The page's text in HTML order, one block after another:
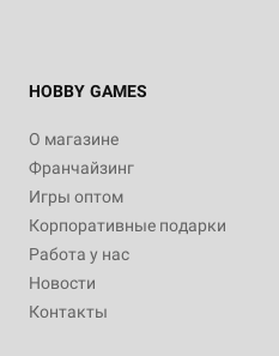
HOBBY GAMES
О магазине
Франчайзинг
Игры оптом
Корпоративные подарки
Работа у нас
Новости
Контакты